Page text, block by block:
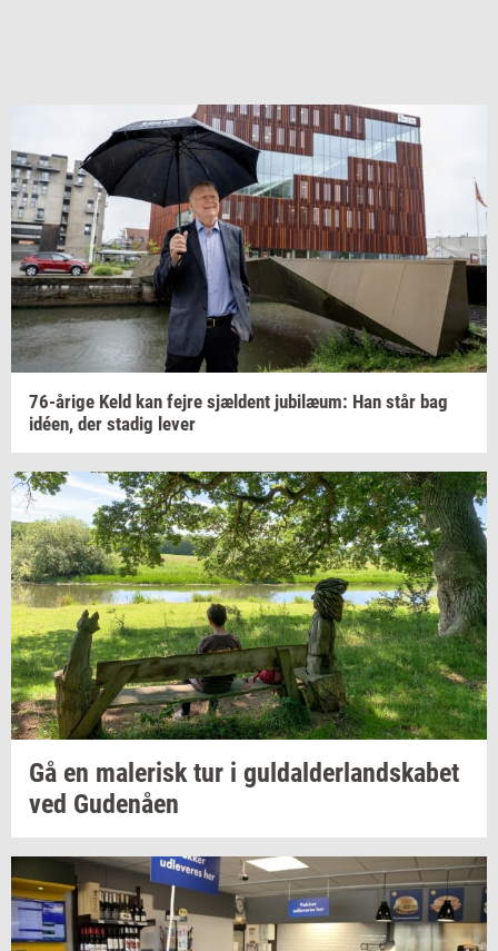
76-​årige Keld kan fejre sjæl­dent ju­bilæum: Han står bag
idéen, der sta­dig lever
Gå en ma­le­risktur i gul­dal­der­land­ska­bet
ved Gu­denå­en